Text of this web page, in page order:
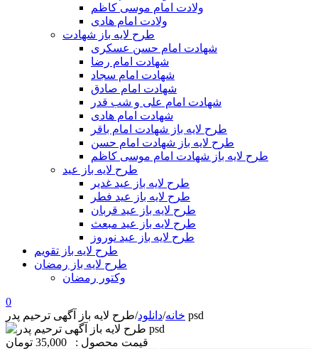
ولادت امام موسی کاظم
ولادت امام هادی
طرح لایه باز شهادت
شهادت امام حسن عسکری
شهادت امام رضا
شهادت امام سجاد
شهادت امام صادق
شهادت امام علی و شب قدر
شهادت امام هادی
طرح لایه باز شهادت امام باقر
طرح لایه باز شهادت امام حسن
طرح لایه باز شهادت امام موسی کاظم
طرح لایه باز عید
طرح لایه باز عید غدیر
طرح لایه باز عید فطر
طرح لایه باز عید قربان
طرح لایه باز عید مبعث
طرح لایه باز عید نوروز
طرح لایه باز تقویم
طرح لایه باز رمضان
وکتور رمضان
0
خانه/دانلود/ طرح لایه باز آگهی ترحیم پدر psd
قیمت محصول : 35,000 تومان